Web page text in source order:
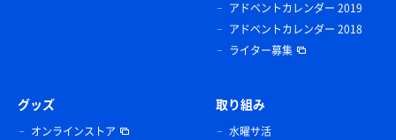
アドベントカレンダー 2019
アドベントカレンダー 2018
ライター募集
グッズ
オンラインストア
取り組み
水曜サ活